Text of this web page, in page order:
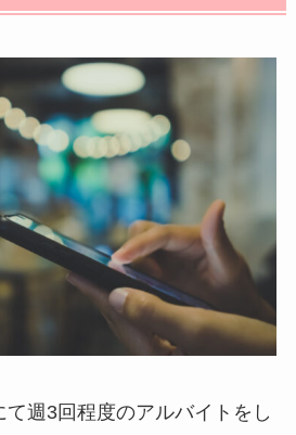
週3回程度のアルバイトをし